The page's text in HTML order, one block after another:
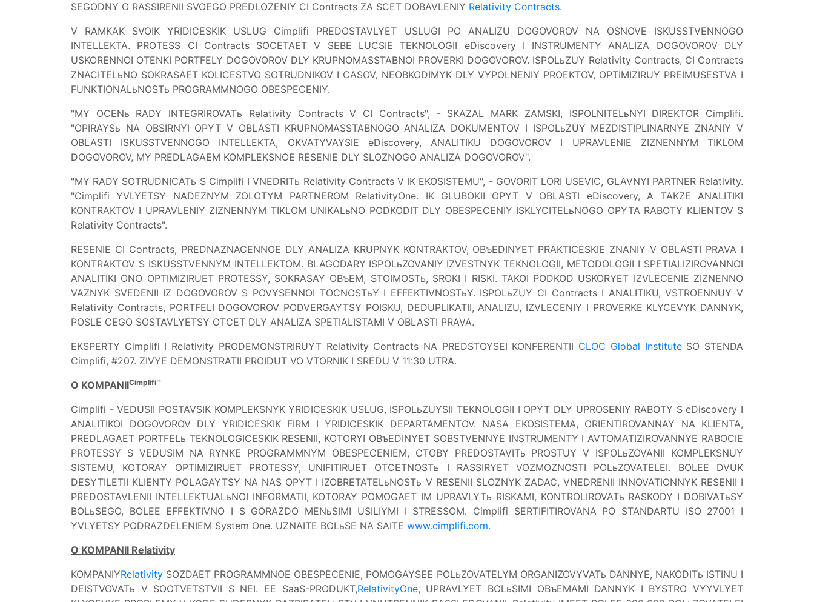
SEGODNY O RASSIRENII SVOEGO PREDLOZENIY CI Contracts ZA SCET DOBAVLENIY Relativity Contracts.
V RAMKAK SVOIK YRIDICESKIK USLUG Cimplifi PREDOSTAVLYET USLUGI PO ANALIZU DOGOVOROV NA OSNOVE ISKUSSTVENNOGO
INTELLEKTA. PROTESS CI Contracts SOCETAET V SEBE LUCSIE TEKNOLOGII eDiscovery I INSTRUMENTY ANALIZA DOGOVOROV DLY
USKORENNOI OTENKI PORTFELY DOGOVOROV DLY KRUPNOMASSTABNOI PROVERKI DOGOVOROV. ISPOLьZUY Relativity Contracts, CI Contracts
ZNACITELьNO SOKRASAET KOLICESTVO SOTRUDNIKOV I CASOV, NEOBKODIMYK DLY VYPOLNENIY PROEKTOV, OPTIMIZIRUY PREIMUSESTVA I
FUNKTIONALьNOSTь PROGRAMMNOGO OBESPECENIY.
"MY OCENь RADY INTEGRIROVATь Relativity Contracts V CI Contracts", - SKAZAL MARK ZAMSKI, ISPOLNITELьNYI DIREKTOR Cimplifi.
"OPIRAYSь NA OBSIRNYI OPYT V OBLASTI KRUPNOMASSTABNOGO ANALIZA DOKUMENTOV I ISPOLьZUY MEZDISTIPLINARNYE ZNANIY V
OBLASTI ISKUSSTVENNOGO INTELLEKTA, OKVATYVAYSIE eDiscovery, ANALITIKU DOGOVOROV I UPRAVLENIE ZIZNENNYM TIKLOM
DOGOVOROV, MY PREDLAGAEM KOMPLEKSNOE RESENIE DLY SLOZNOGO ANALIZA DOGOVOROV".
"MY RADY SOTRUDNICATь S Cimplifi I VNEDRITь Relativity Contracts V IK EKOSISTEMU", - GOVORIT LORI USEVIC, GLAVNYI PARTNER Relativity.
"Cimplifi YVLYETSY NADEZNYM ZOLOTYM PARTNEROM RelativityOne. IK GLUBOKII OPYT V OBLASTI eDiscovery, A TAKZE ANALITIKI
KONTRAKTOV I UPRAVLENIY ZIZNENNYM TIKLOM UNIKALьNO PODKODIT DLY OBESPECENIY ISKLYCITELьNOGO OPYTA RABOTY KLIENTOV S
Relativity Contracts".
RESENIE CI Contracts, PREDNAZNACENNOE DLY ANALIZA KRUPNYK KONTRAKTOV, OBъEDINYET PRAKTICESKIE ZNANIY V OBLASTI PRAVA I
KONTRAKTOV S ISKUSSTVENNYM INTELLEKTOM. BLAGODARY ISPOLьZOVANIY IZVESTNYK TEKNOLOGII, METODOLOGII I SPETIALIZIROVANNOI
ANALITIKI ONO OPTIMIZIRUET PROTESSY, SOKRASAY OBъEM, STOIMOSTь, SROKI I RISKI. TAKOI PODKOD USKORYET IZVLECENIE ZIZNENNO
VAZNYK SVEDENII IZ DOGOVOROV S POVYSENNOI TOCNOSTьY I EFFEKTIVNOSTьY. ISPOLьZUY CI Contracts I ANALITIKU, VSTROENNUY V
Relativity Contracts, PORTFELI DOGOVOROV PODVERGAYTSY POISKU, DEDUPLIKATII, ANALIZU, IZVLECENIY I PROVERKE KLYCEVYK DANNYK,
POSLE CEGO SOSTAVLYETSY OTCET DLY ANALIZA SPETIALISTAMI V OBLASTI PRAVA.
EKSPERTY Cimplifi I Relativity PRODEMONSTRIRUYT Relativity Contracts NA PREDSTOYSEI KONFERENTII CLOC Global InstituteSO STENDA
Cimplifi, #207. ZIVYE DEMONSTRATII PROIDUT VO VTORNIK I SREDU V 11:30 UTRA.
O KOMPANIICimplifi™
Cimplifi - VEDUSII POSTAVSIK KOMPLEKSNYK YRIDICESKIK USLUG, ISPOLьZUYSII TEKNOLOGII I OPYT DLY UPROSENIY RABOTY S eDiscovery I
ANALITIKOI DOGOVOROV DLY YRIDICESKIK FIRM I YRIDICESKIK DEPARTAMENTOV. NASA EKOSISTEMA, ORIENTIROVANNAY NA KLIENTA,
PREDLAGAET PORTFELь TEKNOLOGICESKIK RESENII, KOTORYI OBъEDINYET SOBSTVENNYE INSTRUMENTY I AVTOMATIZIROVANNYE RABOCIE
PROTESSY S VEDUSIM NA RYNKE PROGRAMMNYM OBESPECENIEM, CTOBY PREDOSTAVITь PROSTUY V ISPOLьZOVANII KOMPLEKSNUY
SISTEMU, KOTORAY OPTIMIZIRUET PROTESSY, UNIFITIRUET OTCETNOSTь I RASSIRYET VOZMOZNOSTI POLьZOVATELEI. BOLEE DVUK
DESYTILETII KLIENTY POLAGAYTSY NA NAS OPYT I IZOBRETATELьNOSTь V RESENII SLOZNYK ZADAC, VNEDRENII INNOVATIONNYK RESENII I
PREDOSTAVLENII INTELLEKTUALьNOI INFORMATII, KOTORAY POMOGAET IM UPRAVLYTь RISKAMI, KONTROLIROVATь RASKODY I DOBIVATьSY
BOLьSEGO, BOLEE EFFEKTIVNO I S GORAZDO MENьSIMI USILIYMI I STRESSOM. Cimplifi SERTIFITIROVANA PO STANDARTU ISO 27001 I
YVLYETSY PODRAZDELENIEM System One. UZNAITE BOLьSE NA SAITE www.cimplifi.com.
O KOMPANII Relativity
KOMPANIYRelativity SOZDAET PROGRAMMNOE OBESPECENIE, POMOGAYSEE POLьZOVATELYM ORGANIZOVYVATь DANNYE, NAKODITь ISTINU I
DEISTVOVATь V SOOTVETSTVII S NEI. EE SaaS-PRODUKT,RelativityOne, UPRAVLYET BOLьSIMI OBъEMAMI DANNYK I BYSTRO VYYVLYET